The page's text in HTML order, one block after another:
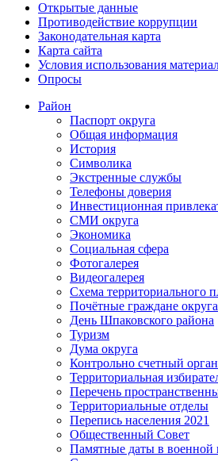
Открытые данные
Противодействие коррупции
Законодательная карта
Карта сайта
Условия использования
Опросы
Район
Паспорт округа
Общая информация
История
Символика
Экстренные службы
Телефоны доверия
Инвестиционная
СМИ округа
Экономика
Социальная сфера
Фотогалерея
Видеогалерея
Схема территориального
Почётные граждане округа
День Шпаковского района
Туризм
Дума округа
Контрольно счетный орган
Территориальная
Перечень
Территориальные отделы
Перепись населения 2021
Общественный Совет
Памятные даты в военной